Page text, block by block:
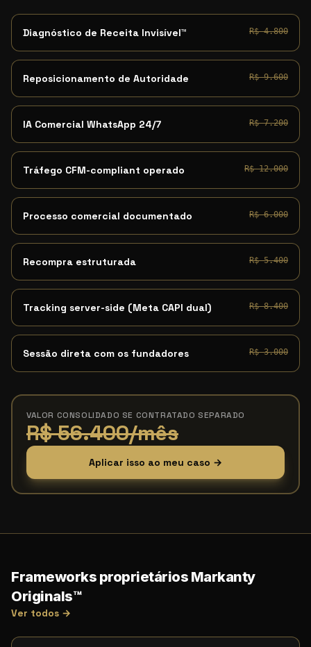
Diagnóstico de Receita Invisível™ R$ 4.800
Reposicionamento de Autoridade R$ 9.600
IA Comercial WhatsApp 24/7 R$ 7.200
Tráfego CFM-compliant operado R$ 12.000
Processo comercial documentado R$ 6.000
Recompra estruturada R$ 5.400
Tracking server-side (Meta CAPI dual) R$ 8.400
Sessão direta com os fundadores R$ 3.000
VALOR CONSOLIDADO SE CONTRATADO SEPARADO
R$ 56.400/mês
Aplicar isso ao meu caso →
Frameworks proprietários Markanty
Originals™
Ver todos →